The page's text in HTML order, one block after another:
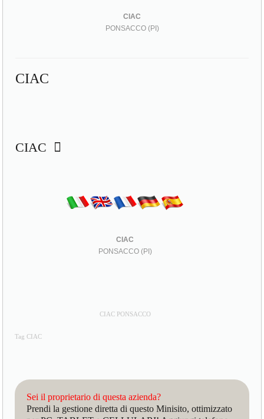
CIAC
PONSACCO (PI)
CIAC
CIAC
CIAC
PONSACCO (PI)
CIAC PONSACCO
Tag CIAC
Sei il proprietario di questa azienda?
Prendi la gestione diretta di questo Minisito, ottimizzato